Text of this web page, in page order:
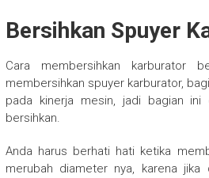
Bersihkan Spuyer
Cara membersihkan karburator
membersihkan spuyer karburator,
pada kinerja mesin, jadi bagian
bersihkan.
Anda harus berhati hati ketika
merubah diameter nya, karena jika